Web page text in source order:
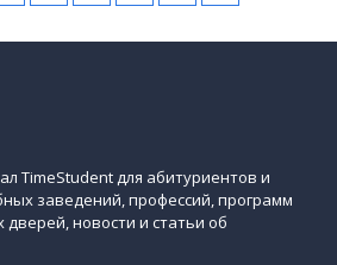
TimeStudent для абитуриентов и
заведений, профессий, программ
новости и статьи об